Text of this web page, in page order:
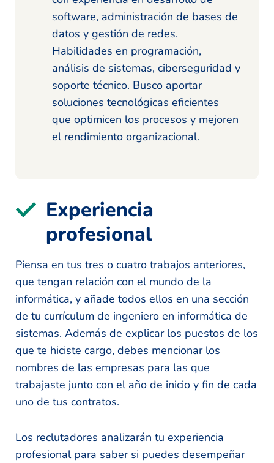
software, administración de bases de
datos y gestión de redes.
Habilidades en programación,
análisis de sistemas, ciberseguridad y
soporte técnico. Busco aportar
soluciones tecnológicas eficientes
que optimicen los procesos y mejoren
el rendimiento organizacional.
Experiencia
profesional
Piensa en tus tres o cuatro trabajos anteriores,
que tengan relación con el mundo de la
informática, y añade todos ellos en una sección
de tu currículum de ingeniero en informática de
sistemas. Además de explicar los puestos de los
que te hiciste cargo, debes mencionar los
nombres de las empresas para las que
trabajaste junto con el año de inicio y fin de cada
uno de tus contratos.
Los reclutadores analizarán tu experiencia
profesional para saber si puedes desempeñar